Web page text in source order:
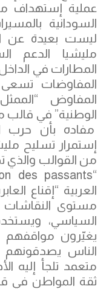
عملية إستهداف
السودانية
ليست بعيدة عن
مليشيا الدعم
المطارات في
المفاوضات
المفاوض
الوطنية” في قالب
مفاده بأن حرب
إستمرار تسليح
من القوالب والذي
العربية “إقناع
مستوى النقاشات
السياسي،
يغيّرون مواقفهم
الناس
متعمد تلجأ إليه
ثقة المواطن في